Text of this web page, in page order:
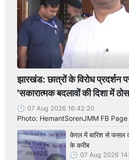
झारखंड: छात्रों के विरोध प्रदर्शन
'सकारात्मक बदलावों की दिशा में
07 Aug 2026 16:42:20
Photo: HemantSorenJMM FB Page
केरल में बारिश से फसल
के करीब
07 Aug 2026